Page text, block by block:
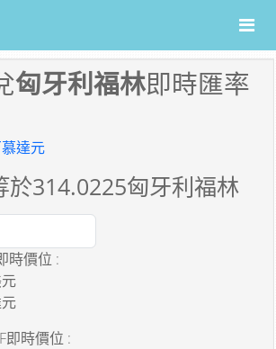
匈牙利福林即時匯率
達元
於314.0225匈牙利福林
時價位 :
即時價位 :